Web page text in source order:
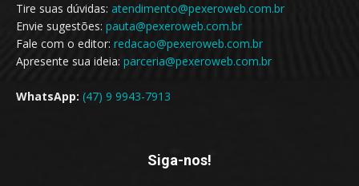
Tire suas dúvidas: atendimento@pexeroweb.com.br
Envie sugestões: pauta@pexeroweb.com.br
Fale com o editor: redacao@pexeroweb.com.br
Apresente sua ideia: parceria@pexeroweb.com.br
WhatsApp: (47) 9 9943-7913
Siga-nos!